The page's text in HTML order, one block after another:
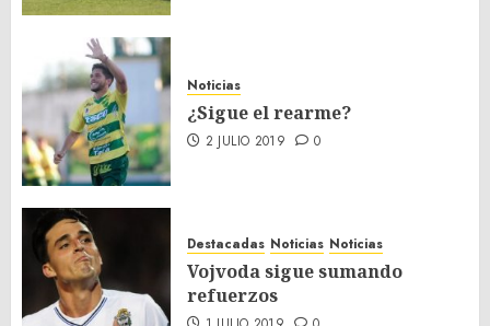
Noticias
¿Sigue el rearme?
2 JULIO 2019 0
Destacadas Noticias Noticias
Vojvoda sigue sumando
refuerzos